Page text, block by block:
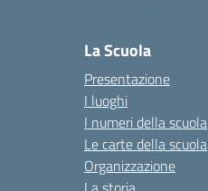
La Scuola
Presentazione
I luoghi
I numeri della scuola
Le carte della scuola
Organizzazione